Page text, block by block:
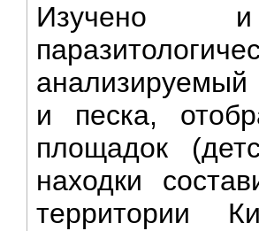
Изучено и
анализируемый
и песка,
площадок
находки
территории